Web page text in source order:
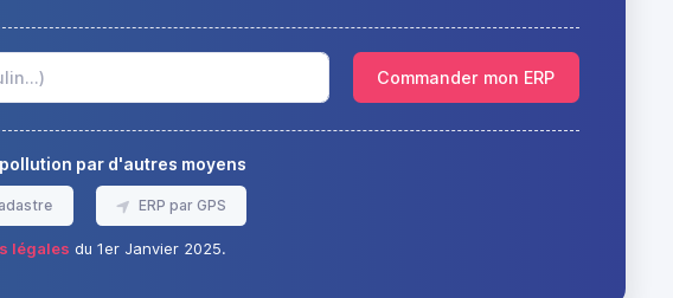
Commander mon ERP
par d'autres moyens
ERP par GPS
légales du 1er Janvier 2025.